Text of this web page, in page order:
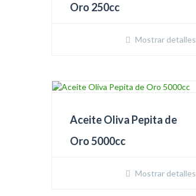
Oro 250cc
Mostrar detalles
Aceite Oliva Pepita de
Oro 5000cc
Mostrar detalles